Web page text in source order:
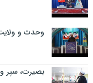
وحدت و
بصیرت، سپر